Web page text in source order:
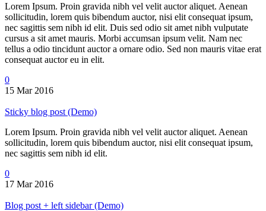
Lorem Ipsum. Proin gravida nibh vel velit auctor aliquet. Aenean
sollicitudin, lorem quis bibendum auctor, nisi elit consequat ipsum,
nec sagittis sem nibh id elit. Duis sed odio sit amet nibh vulputate
cursus a sit amet mauris. Morbi accumsan ipsum velit. Nam nec
tellus a odio tincidunt auctor a ornare odio. Sed non mauris vitae erat
consequat auctor eu in elit.
0
15 Mar 2016
Sticky blog post (Demo)
Lorem Ipsum. Proin gravida nibh vel velit auctor aliquet. Aenean
sollicitudin, lorem quis bibendum auctor, nisi elit consequat ipsum,
nec sagittis sem nibh id elit.
0
17 Mar 2016
Blog post + left sidebar (Demo)